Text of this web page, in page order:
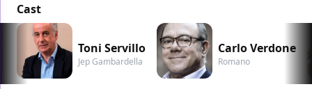
Cast
Toni Servillo
Jep Gambardella
Carlo Verdone
Romano